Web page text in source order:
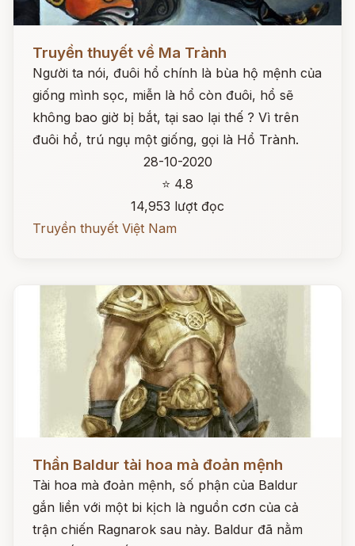
Đọc ngay
Truyền thuyết về Ma Trành
Người ta nói, đuôi hổ chính là bùa hộ mệnh của
giống mình sọc, miễn là hổ còn đuôi, hổ sẽ
không bao giờ bị bắt, tại sao lại thế ? Vì trên
đuôi hổ, trú ngụ một giống, gọi là Hổ Trành.
28-10-2020
⭐ 4.8
14,953 lượt đọc
Truyền thuyết Việt Nam
Đọc ngay
Thần Baldur tài hoa mà đoản mệnh
Tài hoa mà đoản mệnh, số phận của Baldur
gắn liền với một bi kịch là nguồn cơn của cả
trận chiến Ragnarok sau này. Baldur đã nằm